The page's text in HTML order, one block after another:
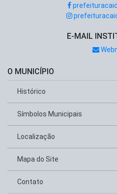
E-MAIL
O MUNICÍPIO
Histórico
Símbolos Municipais
Localização
Mapa do Site
Contato